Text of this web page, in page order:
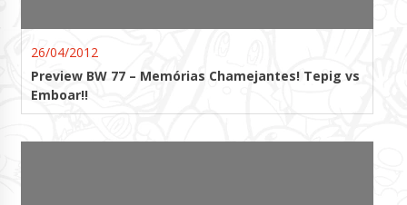
26/04/2012
Preview BW 77 – Memórias Chamejantes! Tepig vs
Emboar!!